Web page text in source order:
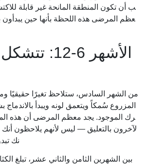
ب أن تكون المنطقة المانحة غير قابلة
عظم المرضى هذه اللحظة بأنها حين يبدأون
الأشهر 6-12:
من الشهر السادس، ستلاحظ تغيرًا حقيقيًا
المزروع سُمكاً ويتعمق لونه ويبدأ
رك الموجود. يجد معظم المرضى أن هذه
لآخرون بالتعليق — ليس لأنهم يلاحظون
نك
بين الشهرين الثامن والثاني عشر، تبلغ